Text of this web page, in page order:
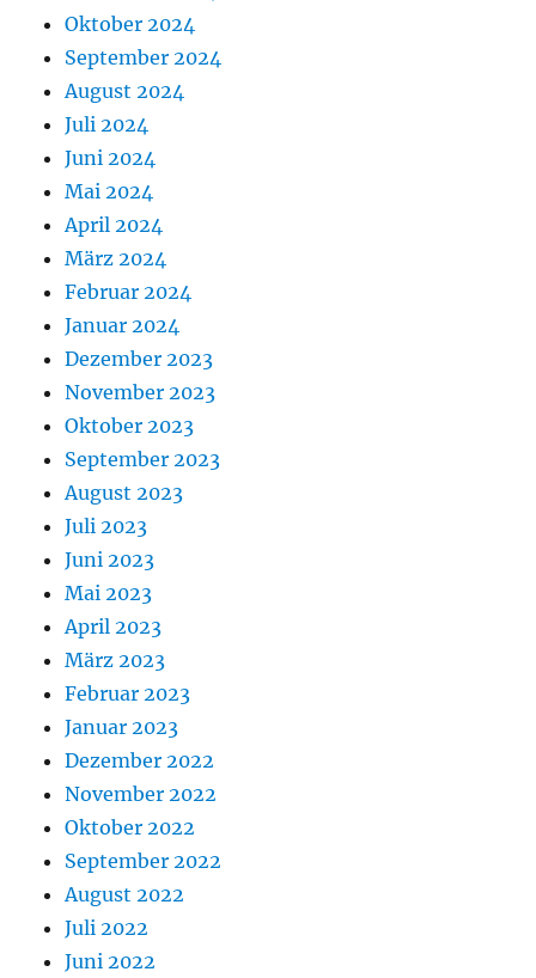
Oktober 2024
September 2024
August 2024
Juli 2024
Juni 2024
Mai 2024
April 2024
März 2024
Februar 2024
Januar 2024
Dezember 2023
November 2023
Oktober 2023
September 2023
August 2023
Juli 2023
Juni 2023
Mai 2023
April 2023
März 2023
Februar 2023
Januar 2023
Dezember 2022
November 2022
Oktober 2022
September 2022
August 2022
Juli 2022
Juni 2022